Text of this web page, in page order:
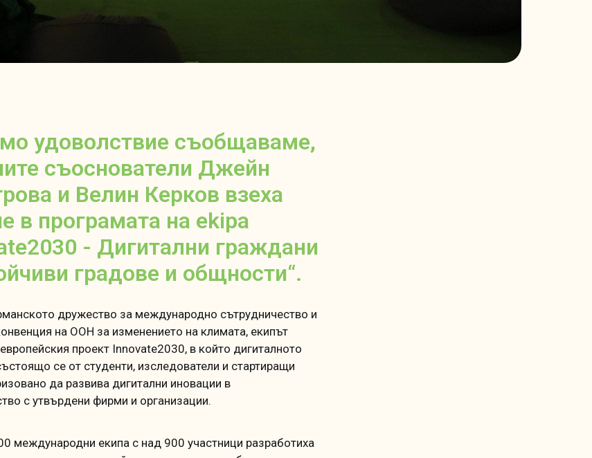
удоволствие съобщаваме,
съоснователи Джейн
и Велин Керков взеха
в програмата на ekipa
- Дигитални граждани
градове и общности“.
дружество за международно сътрудничество и
на ООН за изменението на климата, екипът
проект Innovate2030, в който дигиталното
се от студенти, изследователи и стартиращи
да развива дигитални иновации в
с утвърдени фирми и организации.
международни екипа с над 900 участници разработиха